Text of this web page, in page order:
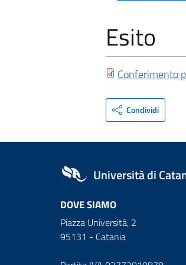
Esito
Conferimento
Condividi
Università di
DOVE SIAMO
Piazza Università, 2
95131 - Catania